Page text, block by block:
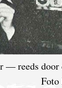
— reeds door
Foto